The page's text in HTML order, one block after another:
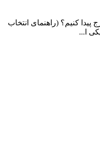
کنیم؟ (راهنمای انتخاب
ا...